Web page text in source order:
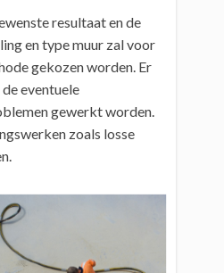
resultaat en de
en type muur zal voor
gekozen worden. Er
eventuele
gewerkt worden.
zoals losse